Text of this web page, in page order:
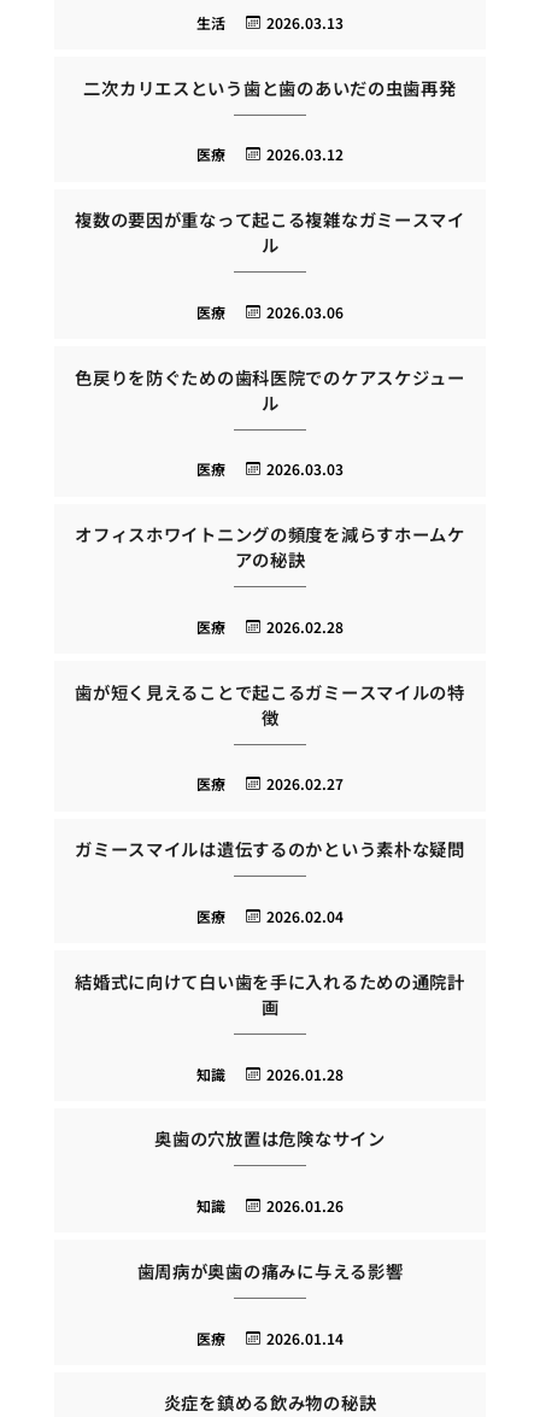
2026.03.13
生活
二次カリエスという歯と歯のあいだの虫歯再発
2026.03.12
医療
複数の要因が重なって起こる複雑なガミースマイ
ル
2026.03.06
医療
色戻りを防ぐための歯科医院でのケアスケジュー
ル
2026.03.03
医療
オフィスホワイトニングの頻度を減らすホームケ
アの秘訣
2026.02.28
医療
歯が短く見えることで起こるガミースマイルの特
徴
2026.02.27
医療
ガミースマイルは遺伝するのかという素朴な疑問
2026.02.04
医療
結婚式に向けて白い歯を手に入れるための通院計
画
2026.01.28
知識
奥歯の穴放置は危険なサイン
2026.01.26
知識
歯周病が奥歯の痛みに与える影響
2026.01.14
医療
炎症を鎮める飲み物の秘訣